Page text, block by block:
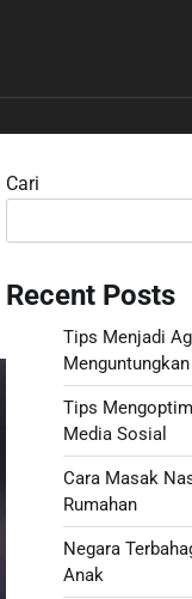
Cari
Recent Posts
Tips Menjadi
Menguntungkan
Tips
Media Sosial
Cara Masak
Rumahan
Negara
Anak